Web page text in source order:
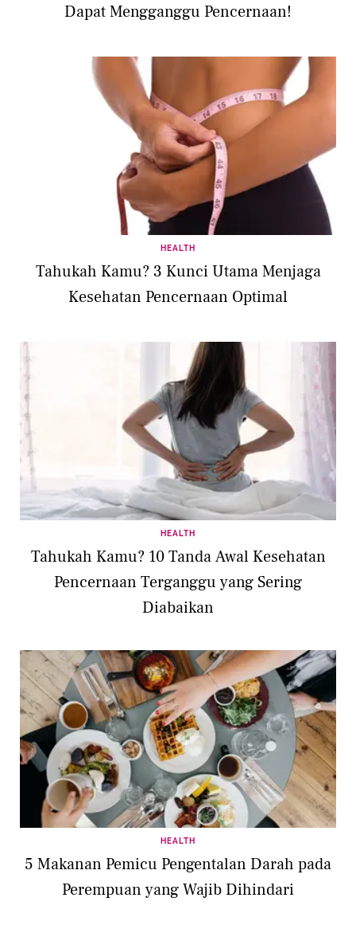
Dapat Mengganggu Pencernaan!
HEALTH
Tahukah Kamu? 3 Kunci Utama Menjaga
Kesehatan Pencernaan Optimal
HEALTH
Tahukah Kamu? 10 Tanda Awal Kesehatan
Pencernaan Terganggu yang Sering
Diabaikan
HEALTH
5 Makanan Pemicu Pengentalan Darah pada
Perempuan yang Wajib Dihindari